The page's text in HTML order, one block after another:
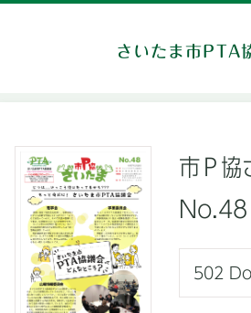
さいたま市PTA
市Ｐ協
No.48
502